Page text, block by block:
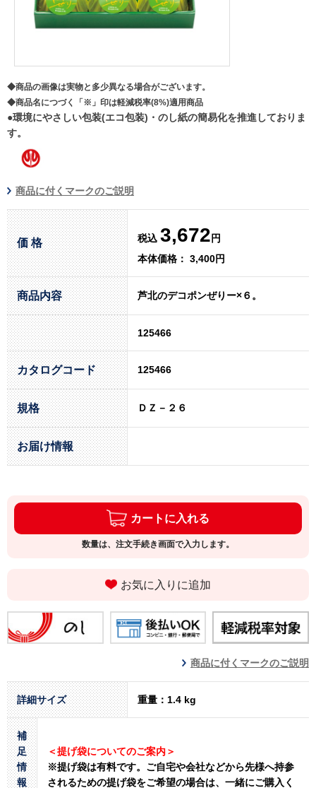
◆商品の画像は実物と多少異なる場合がございます。
◆商品名につづく「※」印は軽減税率(8%)適用商品
●環境にやさしい包装(エコ包装)・のし紙の簡易化を推進しておりま
す。
商品に付くマークのご説明
価 格 税込 3,672 円
本体価格： 3,400円
商品内容 芦北のデコポンぜりー×６。
125466
カタログコード 125466
規格 ＤＺ－２６
お届け情報
カートに入れる
数量は、注文手続き画面で入力します。
お気に入りに追加
商品に付くマークのご説明
詳細サイズ 重量：1.4 kg
補
足
情
報
＜提げ袋についてのご案内＞
※提げ袋は有料です。 ご自宅や会社などから先様へ持参
されるための提げ袋をご希望の場合は、一緒にご購入く